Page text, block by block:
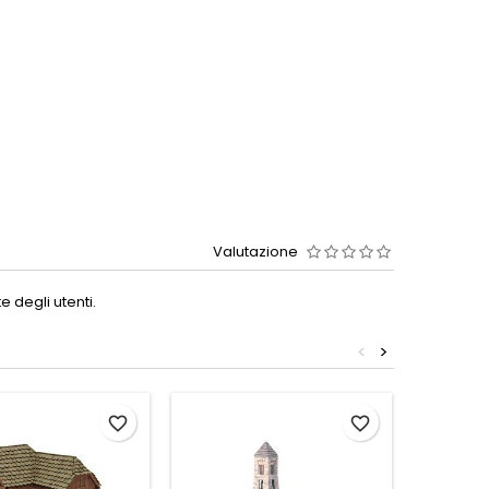
Valutazione
degli utenti.
>
<
favorite_border favorite_border